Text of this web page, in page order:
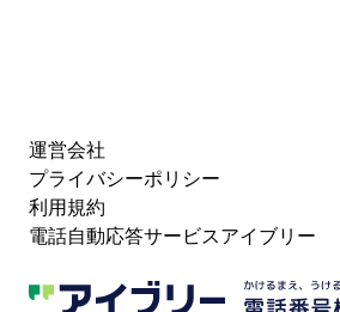
運営会社
プライバシーポリシー
利用規約
電話自動応答サービスアイブリー